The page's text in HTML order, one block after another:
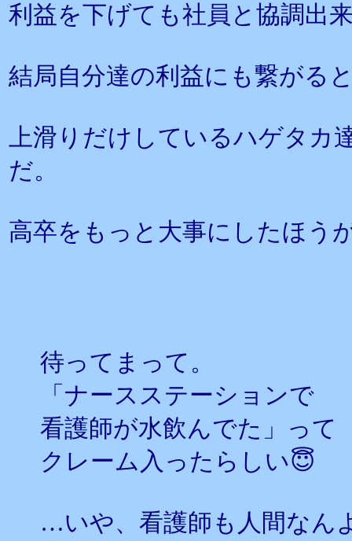
利益を下げても社員と協調出
結局自分達の利益にも繋がる
上滑りだけしているハゲタカ
だ。
高卒をもっと大事にしたほう
待ってまって。
「ナースステーションで
看護師が水飲んでた」って
クレーム入ったらしい😇
…いや、看護師も人間なん